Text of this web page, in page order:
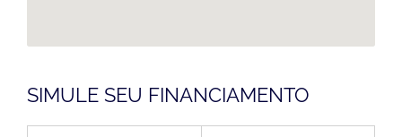
SIMULE SEU FINANCIAMENTO